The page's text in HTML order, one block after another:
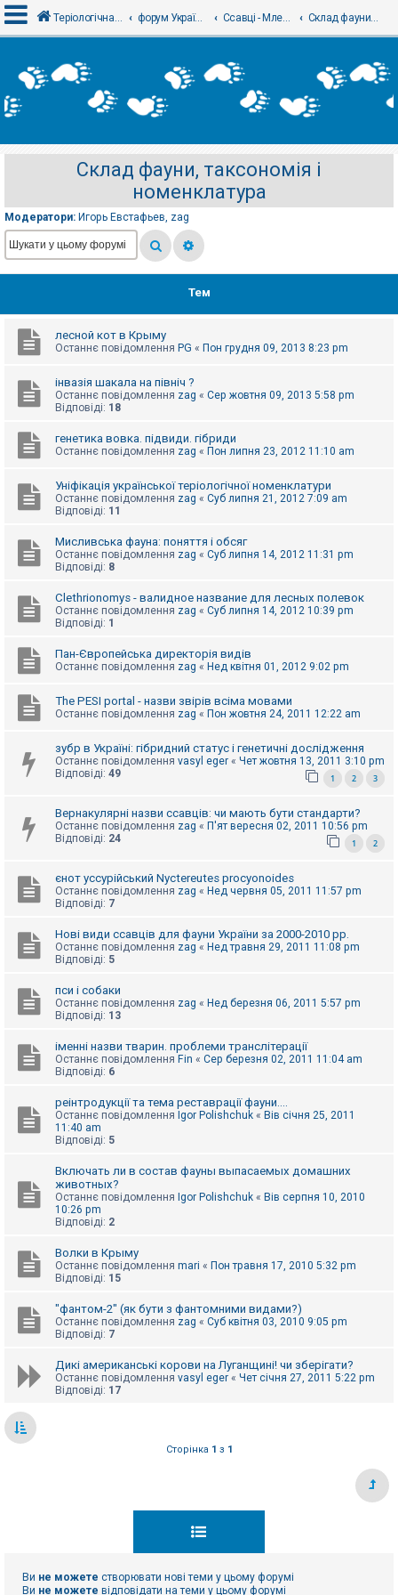
х
і
с
р
а
ц
і
з
п
в
д
к
и
н
т
м
м
г
Теріологічна школа форум Українського теріологічного товариства Ссавці - Млекопитающие Склад фауни, таксономія і номенклатура
Склад фауни, таксономія і
номенклатура
Модератори: Игорь Евстафьев, zag
Тем
лесной кот в Крыму
Останнє повідомлення PG « Пон грудня 09, 2013 8:23 pm
інвазія шакала на північ ?
Останнє повідомлення zag « Сер жовтня 09, 2013 5:58 pm
Відповіді: 18
генетика вовка. підвиди. гібриди
Останнє повідомлення zag « Пон липня 23, 2012 11:10 am
Уніфікація української теріологічної номенклатури
Останнє повідомлення zag « Суб липня 21, 2012 7:09 am
Відповіді: 11
Мисливська фауна: поняття і обсяг
Останнє повідомлення zag « Суб липня 14, 2012 11:31 pm
Відповіді: 8
Clethrionomys - валидное название для лесных полевок
Останнє повідомлення zag « Суб липня 14, 2012 10:39 pm
Відповіді: 1
Пан-Європейська директорія видів
Останнє повідомлення zag « Нед квітня 01, 2012 9:02 pm
The PESI portal - назви звірів всіма мовами
Останнє повідомлення zag « Пон жовтня 24, 2011 12:22 am
зубр в Україні: гібридний статус і генетичні дослідження
Останнє повідомлення vasyl eger « Чет жовтня 13, 2011 3:10 pm
Відповіді: 49 1 2 3
Вернакулярні назви ссавців: чи мають бути стандарти?
Останнє повідомлення zag « П'ят вересня 02, 2011 10:56 pm
Відповіді: 24 1 2
єнот уссурійський Nyctereutes procyonoides
Останнє повідомлення zag « Нед червня 05, 2011 11:57 pm
Відповіді: 7
Нові види ссавців для фауни України за 2000-2010 рр.
Останнє повідомлення zag « Нед травня 29, 2011 11:08 pm
Відповіді: 5
пси і собаки
Останнє повідомлення zag « Нед березня 06, 2011 5:57 pm
Відповіді: 13
іменні назви тварин. проблеми транслітерації
Останнє повідомлення Fin « Сер березня 02, 2011 11:04 am
Відповіді: 6
реінтродукції та тема реставрації фауни....
Останнє повідомлення Igor Polishchuk « Вів січня 25, 2011
11:40 am
Відповіді: 5
Включать ли в состав фауны выпасаемых домашних
животных?
Останнє повідомлення Igor Polishchuk « Вів серпня 10, 2010
10:26 pm
Відповіді: 2
Волки в Крыму
Останнє повідомлення mari « Пон травня 17, 2010 5:32 pm
Відповіді: 15
"фантом-2" (як бути з фантомними видами?)
Останнє повідомлення zag « Суб квітня 03, 2010 9:05 pm
Відповіді: 7
Дикі американські корови на Луганщині! чи зберігати?
Останнє повідомлення vasyl eger « Чет січня 27, 2011 5:22 pm
Відповіді: 17
Сторінка 1 з 1
Ви не можете створювати нові теми у цьому форумі
Ви не можете відповідати на теми у цьому форумі